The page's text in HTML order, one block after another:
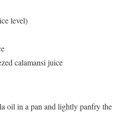
level)
calamansi juice
oil in a pan and lightly panfry the